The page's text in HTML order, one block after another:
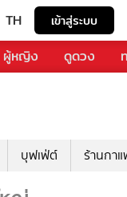
TH เข้าสู่ระบบ
ผู้หญิง ดูดวง
บุฟเฟ่ต์ ร้านกา